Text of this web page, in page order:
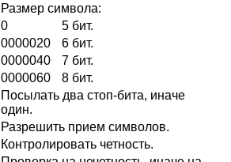
Размер символа:
0
5 бит.
0000020
6 бит.
0000040
7 бит.
0000060
8 бит.
Посылать два стоп-бита, иначе
один.
Разрешить прием символов.
Контролировать четность.